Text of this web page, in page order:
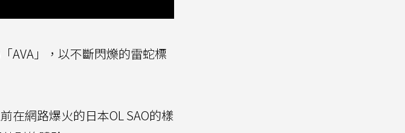
AVA」，以不斷閃爍的雷蛇標
在網路爆火的日本OL SAO的樣